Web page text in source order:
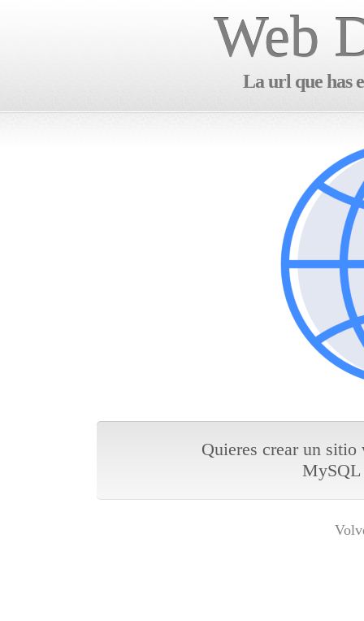
Web
La url que has
Quieres crear un sitio
MySQL